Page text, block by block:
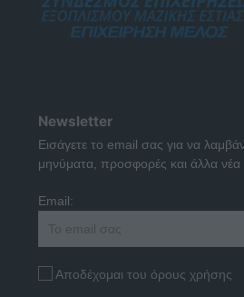
Newsletter
Εισάγετε το email σας για να
μηνύματα, προσφορές και άλλα νέα
Email:
Αποδέχομαι του όρους χρήσης